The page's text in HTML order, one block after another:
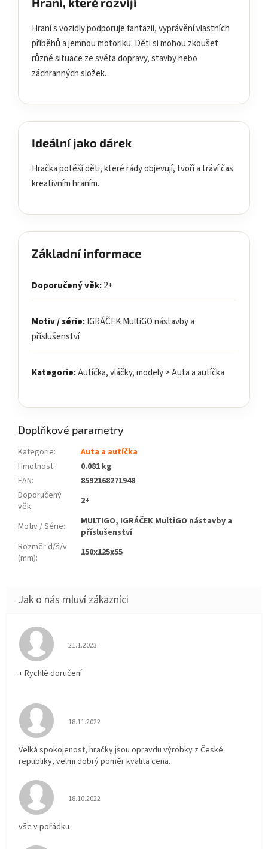
Hraní s vozidly podporuje fantazii, vyprávění vlastních
příběhů a jemnou motoriku. Děti si mohou zkoušet
různé situace ze světa dopravy, stavby nebo
záchranných složek.
Ideální jako dárek
Hračka potěší děti, které rády objevují, tvoří a tráví čas
kreativním hraním.
Základní informace
Doporučený věk:2+
Motiv / série:IGRÁČEK MultiGO nástavby a
příslušenství
Kategorie:Autíčka, vláčky, modely > Auta a autíčka
Doplňkové parametry
Kategorie:
Auta a autíčka
Hmotnost:
0.081 kg
EAN:
8592168271948
Doporučený
věk: 2+
Motiv / Série:
MULTIGO, IGRÁČEK MultiGO nástavby a
příslušenství
Rozměr d/š/v
(mm): 150x125x55
Hodnocení obchodu je 5 z 5 hvězdiček.
21.1.2023
+ Rychlé doručení
Hodnocení obchodu je 5 z 5 hvězdiček.
18.11.2022
Velká spokojenost, hračky jsou opravdu výrobky z České
republiky, velmi dobrý poměr kvalita cena.
Hodnocení obchodu je 5 z 5 hvězdiček.
18.10.2022
vše v pořádku